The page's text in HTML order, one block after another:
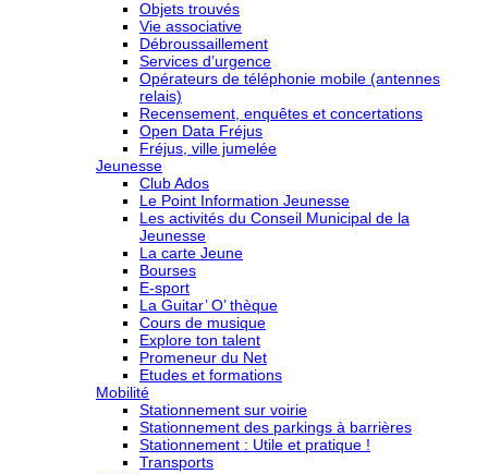
Objets trouvés
Vie associative
Débroussaillement
Services d’urgence
Opérateurs de téléphonie mobile (antennes
relais)
Recensement, enquêtes et concertations
Open Data Fréjus
Fréjus, ville jumelée
Jeunesse
Club Ados
Le Point Information Jeunesse
Les activités du Conseil Municipal de la
Jeunesse
La carte Jeune
Bourses
E-sport
La Guitar’ O’ thèque
Cours de musique
Explore ton talent
Promeneur du Net
Etudes et formations
Mobilité
Stationnement sur voirie
Stationnement des parkings à barrières
Stationnement : Utile et pratique !
Transports